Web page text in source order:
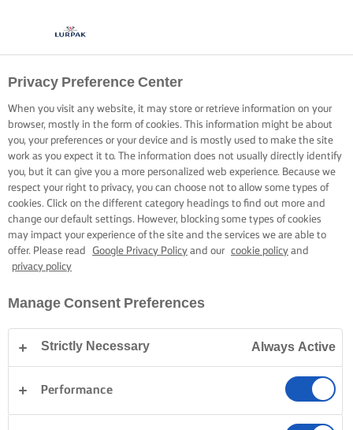
Privacy Preference Center
When you visit any website, it may store or retrieve information on your
browser, mostly in the form of cookies. This information might be about
you, your preferences or your device and is mostly used to make the site
work as you expect it to. The information does not usually directly identify
you, but it can give you a more personalized web experience. Because we
respect your right to privacy, you can choose not to allow some types of
cookies. Click on the different category headings to find out more and
change our default settings. However, blocking some types of cookies
may impact your experience of the site and the services we are able to
offer. Please read
Google Privacy Policy and our cookie policy and
privacy policy
Manage Consent Preferences
Strictly Necessary Always Active
Performance